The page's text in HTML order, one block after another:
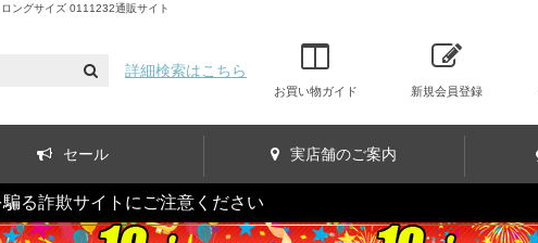
ングサイズ 0111232通販サイト
詳細検索はこちら
お買い物ガイド 新規会員登録
セール 実店舗のご案内
騙る詐欺サイトにご注意ください